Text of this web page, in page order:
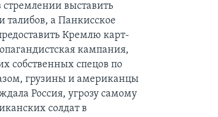
выставить
талибов, а Панкисское
Кремлю карт-
кампания,
собственных спецов по
грузины и американцы
Россия, угрозу самому
солдат в